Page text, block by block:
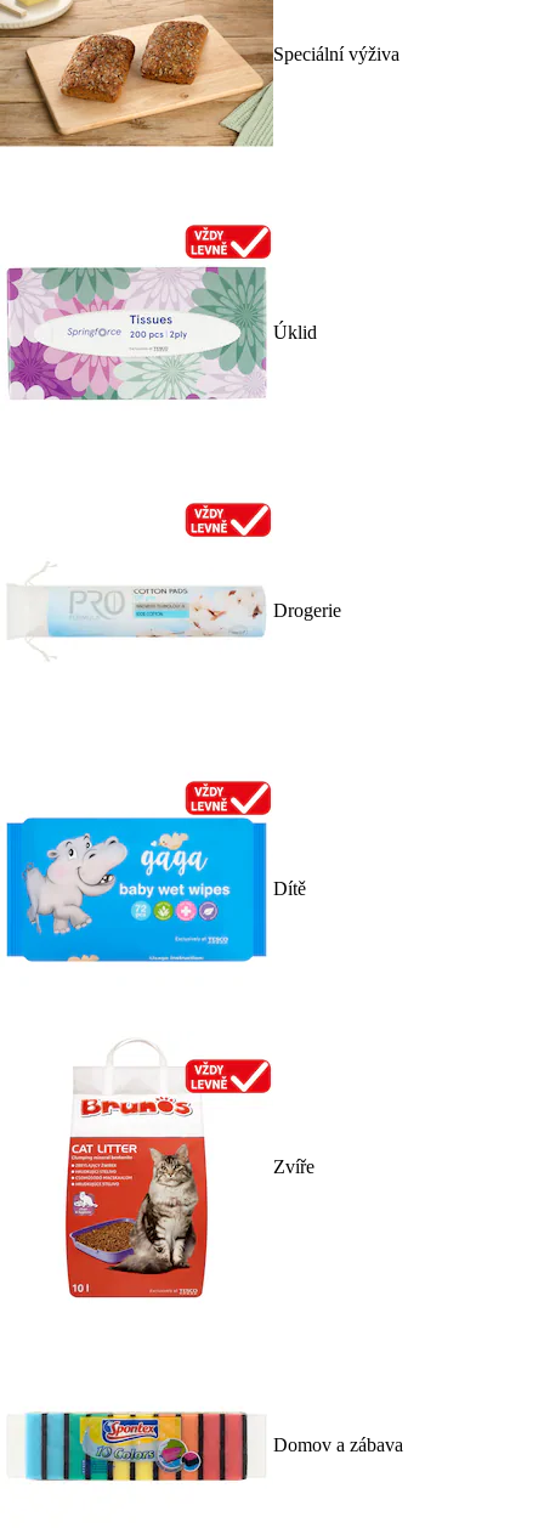
Speciální výživa
Úklid
Drogerie
Dítě
Zvíře
Domov a zábava